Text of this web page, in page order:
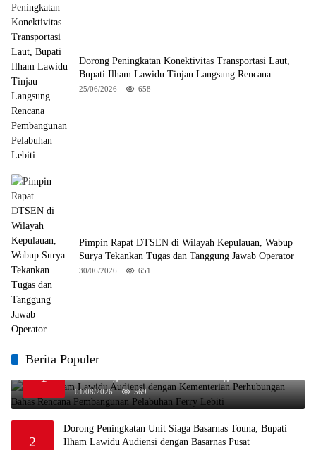
Dorong Peningkatan Konektivitas Transportasi Laut,
Bupati Ilham Lawidu Tinjau Langsung Rencana
Pembangunan Pelabuhan Lebiti
25/06/2026 658
Pimpin Rapat DTSEN di Wilayah Kepulauan, Wabup
Surya Tekankan Tugas dan Tanggung Jawab Operator
30/06/2026 651
Berita Populer
1
Bupati Ilham Lawidu Audiensi dengan Kementerian
Perhubungan Bahas Rencana Pembangunan Pelabuhan
Ferry Lebiti
01/08/2026 569
2
Dorong Peningkatan Unit Siaga Basarnas Touna, Bupati
Ilham Lawidu Audiensi dengan Basarnas Pusat